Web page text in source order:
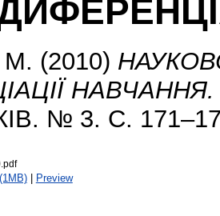
М. (2010)
НАВЧАННЯ.
№ 3. С.
| Preview